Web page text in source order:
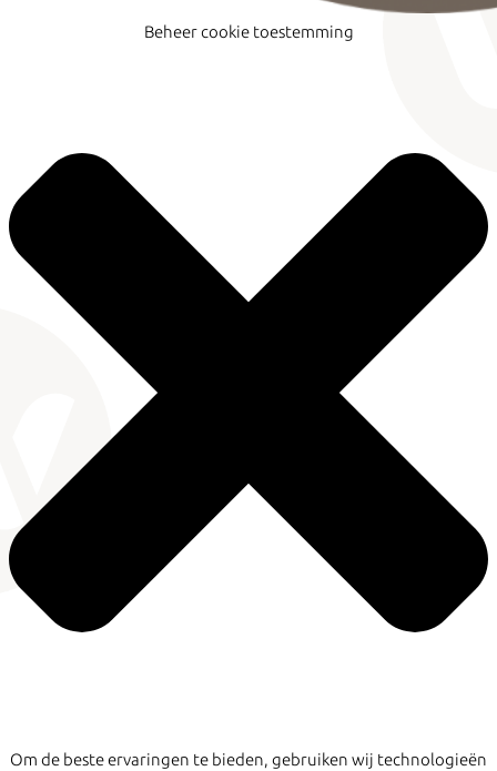
Beheer cookie toestemming
Om de beste ervaringen te bieden, gebruiken wij technologieën